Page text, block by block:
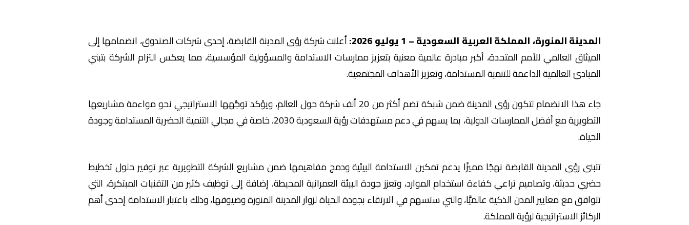
المدينة المنورة، المملكة العربية السعودية – 1 يوليو
أعلنت شركة رؤى المدينة القابضة، إحدى شركات الصندوق، انضمامها إلى
الميثاق العالمي للأمم المتحدة، أكبر مبادرة عالمية معنية بتعزيز ممارسات الاستدامة والمسؤولية المؤسسية، مما يعكس التزام الشركة بتبني
المبادئ العالمية الداعمة للتنمية المستدامة، وتعزيز الأهداف المجتمعية.
جاء هذا الانضمام لتكون رؤى المدينة ضمن شبكة تضم أكثر من 20 ألف شركة حول العالم، ويؤكد توجُّهها الاستراتيجي نحو مواءمة مشاريعها
التطويرية مع أفضل الممارسات الدولية، بما يسهم في دعم مستهدفات رؤية السعودية 2030، خاصة في مجالي التنمية الحضرية المستدامة وجودة
الحياة.
تتبنى رؤى المدينة القابضة نهجًا مميزًا يدعم تمكين الاستدامة البيئية ودمج مفاهيمها ضمن مشاريع الشركة التطويرية عبر توفير حلول تخطيط
حضري حديثة، وتصاميم تراعي كفاءة استخدام الموارد، وتعزز جودة البيئة العمرانية المحيطة، إضافة إلى توظيف كثير من التقنيات المبتكرة، التي
تتوافق مع معايير المدن الذكية عالميًّا، والتي ستسهم في الارتقاء بجودة الحياة لزوار المدينة المنورة وضيوفها، وذلك باعتبار الاستدامة إحدى أهم
الركائز الاستراتيجية لرؤية المملكة.